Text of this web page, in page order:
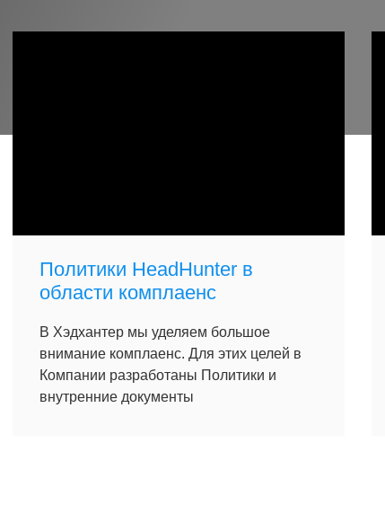
Политики HeadHunter в
области комплаенс
В Хэдхантер мы уделяем большое
внимание комплаенс. Для этих целей в
Компании разработаны Политики и
внутренние документы